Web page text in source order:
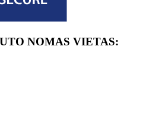
NOMAS VIETAS: